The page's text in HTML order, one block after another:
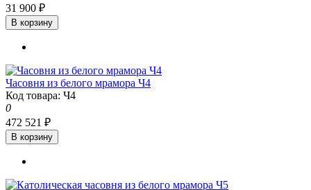
31 900 ₽
В корзину
Часовня из белого мрамора Ч4
Код товара: Ч4
0
472 521 ₽
В корзину